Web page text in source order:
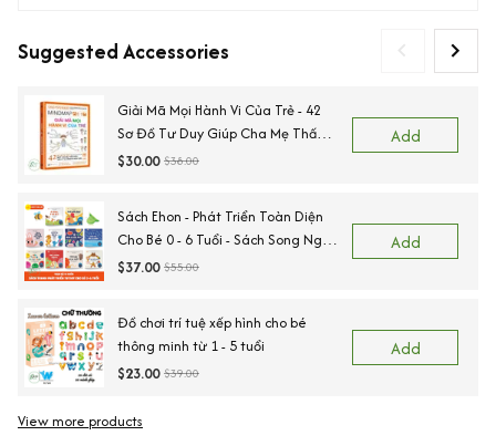
Suggested Accessories
Giải Mã Mọi Hành Vi Của Trẻ - 42
Sơ Đồ Tư Duy Giúp Cha Mẹ Thấu
Hiểu Tâm Lý Và Hành Vi Của Con
$30.00 $38.00
Add
Sách Ehon - Phát Triển Toàn Diện
Cho Bé 0 - 6 Tuổi - Sách Song Ngữ
Việt - Anh
$37.00 $55.00
Add
Đồ chơi trí tuệ xếp hình cho bé
thông minh từ 1 - 5 tuổi
$23.00 $39.00
Add
View more products